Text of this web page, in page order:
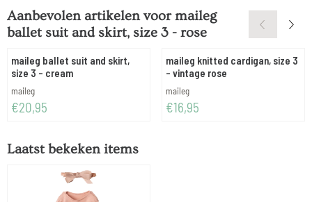
Aanbevolen artikelen voormaileg
ballet suit and skirt, size 3 - rose
maileg ballet suit and skirt,
size 3 - cream
Merk:
maileg
Prijs: 20,95
€20,95
maileg knitted cardigan, size 3
- vintage rose
Merk:
maileg
Prijs: 16,95
€16,95
Laatst bekeken items